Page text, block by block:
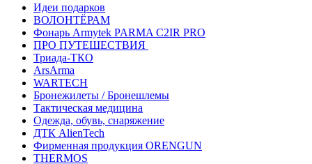
Идеи подарков
ВОЛОНТЁРАМ
Фонарь Armytek PARMA C2IR PRO
ПРО ПУТЕШЕСТВИЯ
Триада-ТКО
ArsArma
WARTECH
Бронежилеты / Бронешлемы
Тактическая медицина
Одежда, обувь, снаряжение
ДТК AlienTech
Фирменная продукция ORENGUN
THERMOS